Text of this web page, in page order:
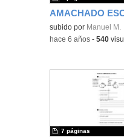
AMACHADO
subido por Manuel M.
-hace 6 años -540
7 páginas